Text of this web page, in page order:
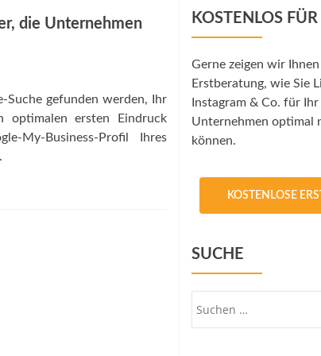
die Unternehmen
Suche gefunden werden, Ihr
optimalen ersten Eindruck
My-Business-Profil Ihres
KOSTENLOS FÜR
Gerne zeigen wir
Erstberatung, wie Sie
Instagram & Co. für Ihr
Unternehmen optimal
können.
KOSTENLOSE
SUCHE